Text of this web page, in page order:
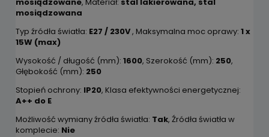
mosiądzowana
Typ źródła światła: E27 / 230V, Maksymalna moc oprawy: 1 x
15W (max)
Wysokość / długość (mm): 1600, Szerokość (mm): 250,
Głębokość (mm): 250
Stopień ochrony: IP20, Klasa efektywności energetycznej:
A++ do E
Możliwość wymiany źródła światła: Tak, Źródła światła w
komplecie: Nie